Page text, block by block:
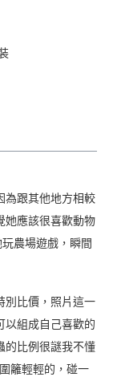
為跟其他地方相較
她應該很喜歡動物
農場遊戲，瞬間
別比價，照片這一
以組成自己喜歡的
的比例很謎我不懂
籬輕輕的，碰一